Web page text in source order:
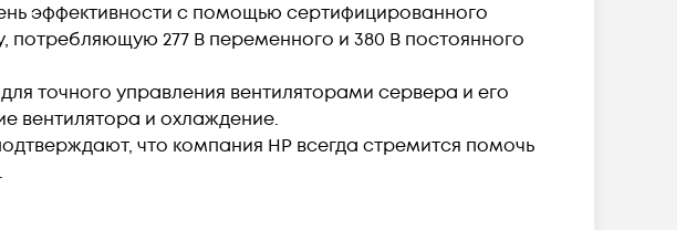
эффективности с помощью сертифицированного
потребляющую 277 В переменного и 380 В постоянного
точного управления вентиляторами сервера и его
вентилятора и охлаждение.
что компания HP всегда стремится помочь